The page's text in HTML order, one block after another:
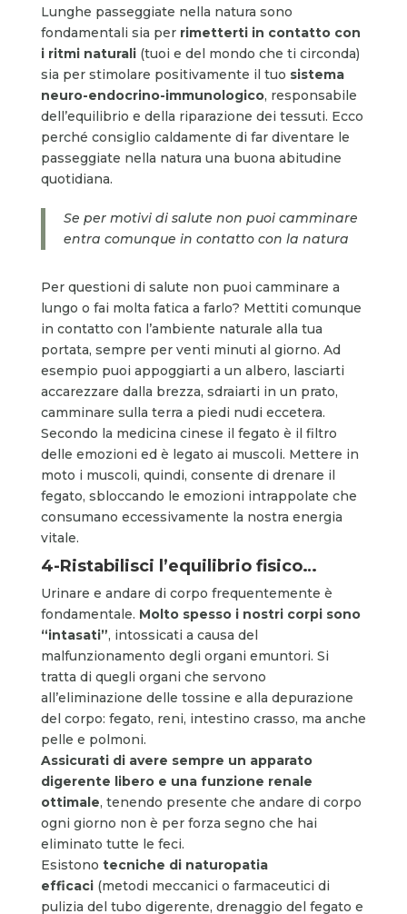
Lunghe passeggiate nella natura sono
fondamentali sia per rimetterti in contatto con
i ritmi naturali (tuoi e del mondo che ti circonda)
sia per stimolare positivamente il tuo sistema
neuro-endocrino-immunologico, responsabile
dell’equilibrio e della riparazione dei tessuti. Ecco
perché consiglio caldamente di far diventare le
passeggiate nella natura una buona abitudine
quotidiana.
Se per motivi di salute non puoi camminare
entra comunque in contatto con la natura
Per questioni di salute non puoi camminare a
lungo o fai molta fatica a farlo? Mettiti comunque
in contatto con l’ambiente naturale alla tua
portata, sempre per venti minuti al giorno. Ad
esempio puoi appoggiarti a un albero, lasciarti
accarezzare dalla brezza, sdraiarti in un prato,
camminare sulla terra a piedi nudi eccetera.
Secondo la medicina cinese il fegato è il filtro
delle emozioni ed è legato ai muscoli. Mettere in
moto i muscoli, quindi, consente di drenare il
fegato, sbloccando le emozioni intrappolate che
consumano eccessivamente la nostra energia
vitale.
4-Ristabilisci l’equilibrio fisico…
Urinare e andare di corpo frequentemente è
fondamentale. Molto spesso i nostri corpi sono
“intasati”, intossicati a causa del
malfunzionamento degli organi emuntori. Si
tratta di quegli organi che servono
all’eliminazione delle tossine e alla depurazione
del corpo: fegato, reni, intestino crasso, ma anche
pelle e polmoni.
Assicurati di avere sempre un apparato
digerente libero e una funzione renale
ottimale, tenendo presente che andare di corpo
ogni giorno non è per forza segno che hai
eliminato tutte le feci.
Esistono tecniche di naturopatia
efficaci (metodi meccanici o farmaceutici di
pulizia del tubo digerente, drenaggio del fegato e